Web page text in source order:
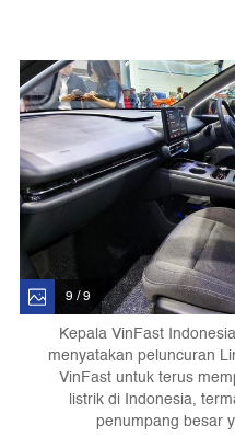
9 / 9
Kepala VinFast
menyatakan peluncuran
VinFast untuk terus
listrik di Indonesia,
penumpang besar